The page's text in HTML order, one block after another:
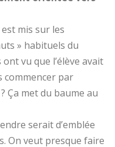
est mis sur les
» habituels du
vu que l’élève avait
commencer par
? Ça met du baume au
serait d’emblée
On veut presque faire